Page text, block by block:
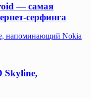
— самая
серфинга
напоминающий Nokia
Skyline,